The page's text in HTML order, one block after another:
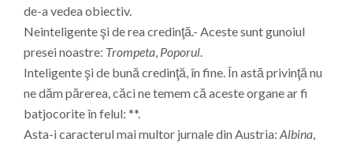
de-a vedea obiectiv.
Neinteligente şi de rea credinţă.- Aceste sunt gunoiul
presei noastre: Trompeta, Poporul.
Inteligente şi de bună credinţă, în fine. În astă privinţă nu
ne dăm părerea, căci ne temem că aceste organe ar fi
batjocorite în felul: **.
Asta-i caracterul mai multor jurnale din Austria: Albina,